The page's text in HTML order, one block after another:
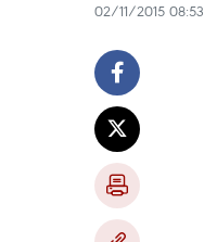
02/11/2015 08:53